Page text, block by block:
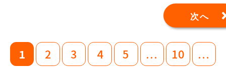
1 2 3 4 5 ... 10 ...
次へ